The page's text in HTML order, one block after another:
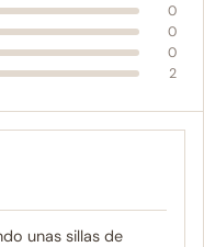
0
0
0
2
unas sillas de